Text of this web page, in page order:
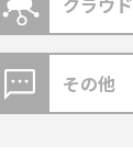
その他